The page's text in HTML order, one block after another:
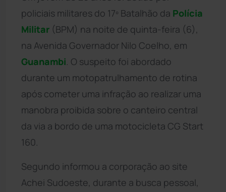
policiais militares do 17º Batalhão da Polícia
Militar (BPM) na noite de quinta-feira (6),
na Avenida Governador Nilo Coelho, em
Guanambi . O suspeito foi abordado
durante um motopatrulhamento de rotina
após cometer uma infração ao realizar uma
manobra proibida sobre o canteiro central
da via a bordo de uma motocicleta CG Start
160.
Segundo informou a corporação ao site
Achei Sudoeste, durante a busca pessoal,